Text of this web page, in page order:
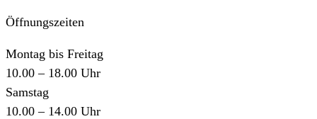
Öffnungszeiten
Montag bis Freitag
10.00 – 18.00 Uhr
Samstag
10.00 – 14.00 Uhr